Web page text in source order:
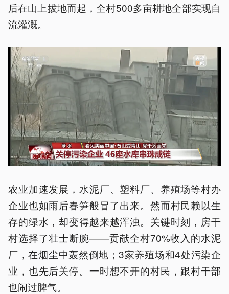
后在山上拔地而起，全村500多亩耕地全部实现自
流灌溉。
农业加速发展，水泥厂、塑料厂、养殖场等村办
企业也如雨后春笋般冒了出来。然而村民赖以生
存的绿水，却变得越来越浑浊。关键时刻，房干
村选择了壮士断腕——贡献全村70%收入的水泥
厂，在烟尘中轰然倒地；3家养殖场和4处污染企
业，也先后关停。一时想不开的村民，跟村干部
也闹过脾气。